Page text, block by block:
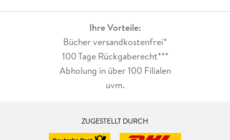
Ihre Vorteile:
Bücher versandkostenfrei*
100 Tage Rückgaberecht***
Abholung in über 100 Filialen
uvm.
ZUGESTELLT DURCH